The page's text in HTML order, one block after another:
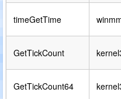
timeGetTime
GetTickCount
GetTickCount64